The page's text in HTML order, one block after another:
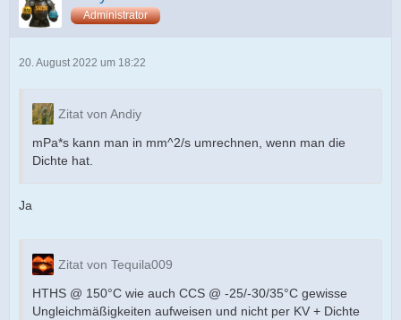
Administrator
20. August 2022 um 18:22
Zitat von Andiy
mPa*s kann man in mm^2/s umrechnen, wenn man die
Dichte hat.
Ja
Zitat von Tequila009
HTHS @ 150°C wie auch CCS @ -25/-30/35°C gewisse
Ungleichmäßigkeiten aufweisen und nicht per KV + Dichte